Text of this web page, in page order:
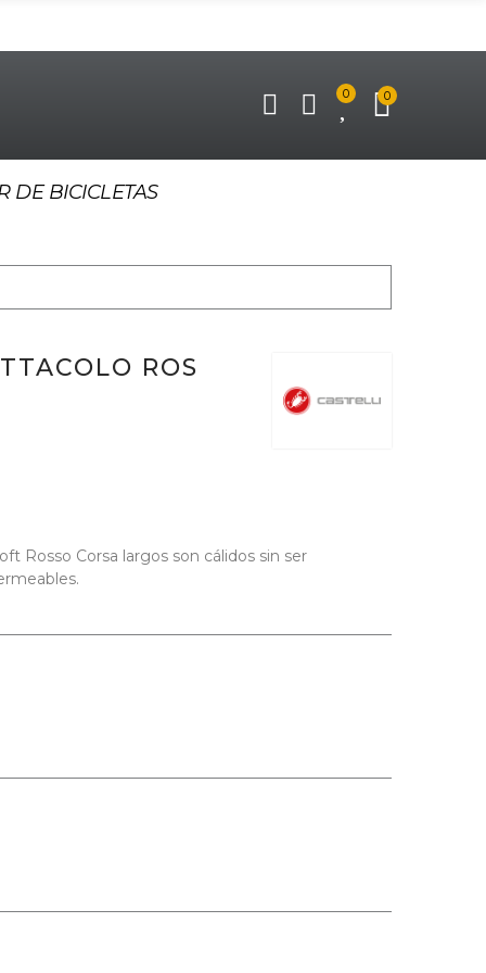
0 0
DE BICICLETAS
ROS
Rosso Corsa largos son cálidos sin ser